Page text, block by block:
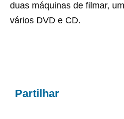
duas máquinas de filmar,
vários DVD e CD.
Partilhar